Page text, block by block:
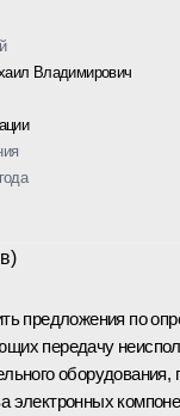
Владимирович
предложения по
передачу
оборудования,
электронных